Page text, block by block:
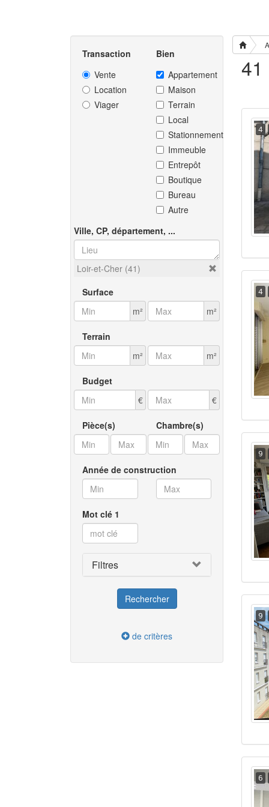
Transaction
Vente
Location
Viager
Bien
Appartement
Maison
Terrain
Local
Stationnement
Immeuble
Entrepôt
Boutique
Bureau
Autre
Ville, CP, département, ...
Loir-et-Cher (41)
Surface
m²
m²
Terrain
m²
m²
Budget
€
€
Pièce(s) Chambre(s)
Année de construction
Mot clé 1
Filtres
de critères
4
4
9
9
6